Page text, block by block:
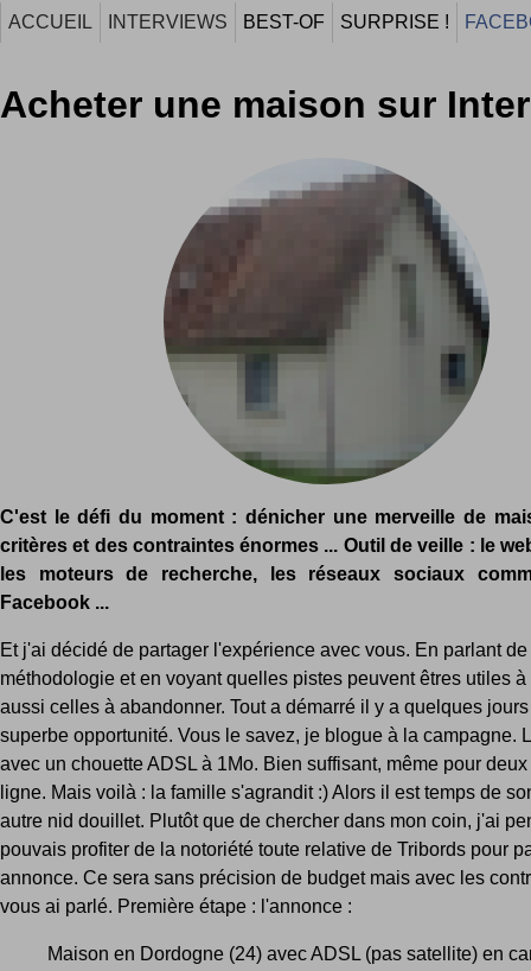
ACCUEIL INTERVIEWS BEST-OF SURPRISE !
Acheter une maison sur
C'est le défi du moment : dénicher une merveille de
critères et des contraintes énormes ... Outil de veille : le
les moteurs de recherche, les réseaux sociaux
Facebook ...
Et j'ai décidé de partager l'expérience avec vous. En parlant
méthodologie et en voyant quelles pistes peuvent êtres utiles à
aussi celles à abandonner. Tout a démarré il y a quelques
superbe opportunité. Vous le savez, je blogue à la campagne.
avec un chouette ADSL à 1Mo. Bien suffisant, même pour
ligne. Mais voilà : la famille s'agrandit :) Alors il est temps de
autre nid douillet. Plutôt que de chercher dans mon coin, j'ai
pouvais profiter de la notoriété toute relative de Tribords pour
annonce. Ce sera sans précision de budget mais avec les
vous ai parlé. Première étape : l'annonce :
Maison en Dordogne (24) avec ADSL (pas satellite) en